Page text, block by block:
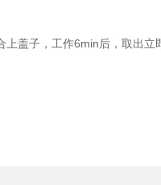
盖子，工作6min后，取出立